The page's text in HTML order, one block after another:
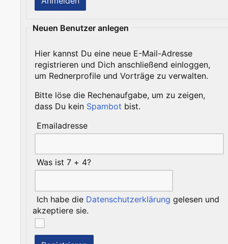
Neuen Benutzer anlegen
Hier kannst Du eine neue E-Mail-Adresse
registrieren und Dich anschließend einloggen,
um Rednerprofile und Vorträge zu verwalten.
Bitte löse die Rechenaufgabe, um zu zeigen,
dass Du kein Spambot bist.
Emailadresse
Was ist 7 + 4?
Ich habe die Datenschutzerklärung gelesen und
akzeptiere sie.